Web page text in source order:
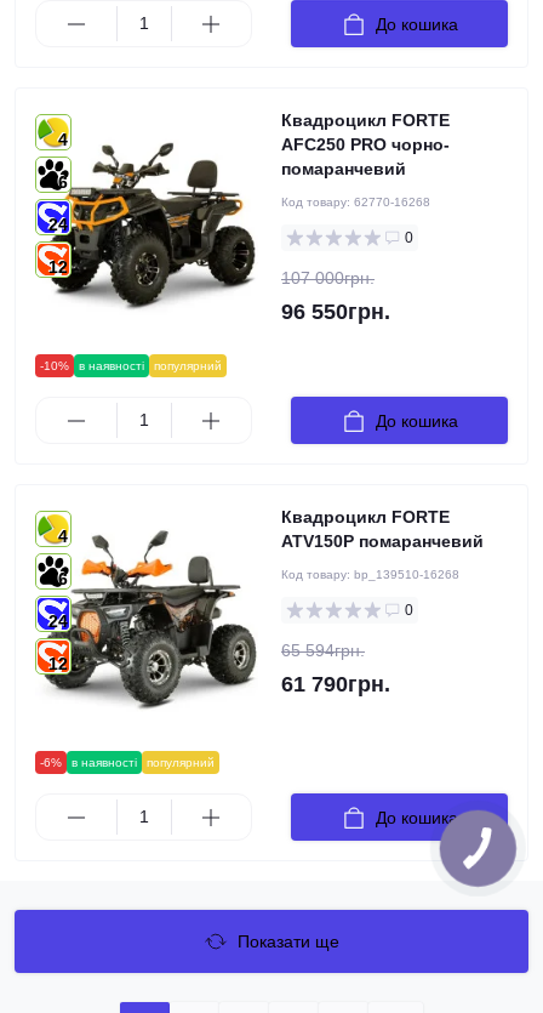
До кошика
-10% в наявності популярний
4
6
24
12
Квадроцикл FORTE
AFC250 PRO чорно-
помаранчевий
Код товару: 62770-16268
0
107 000грн.
96 550грн.
До кошика
-6% в наявності популярний
4
6
24
12
Квадроцикл FORTE
ATV150P помаранчевий
Код товару: bp_139510-16268
0
65 594грн.
61 790грн.
До кошика
Показати ще